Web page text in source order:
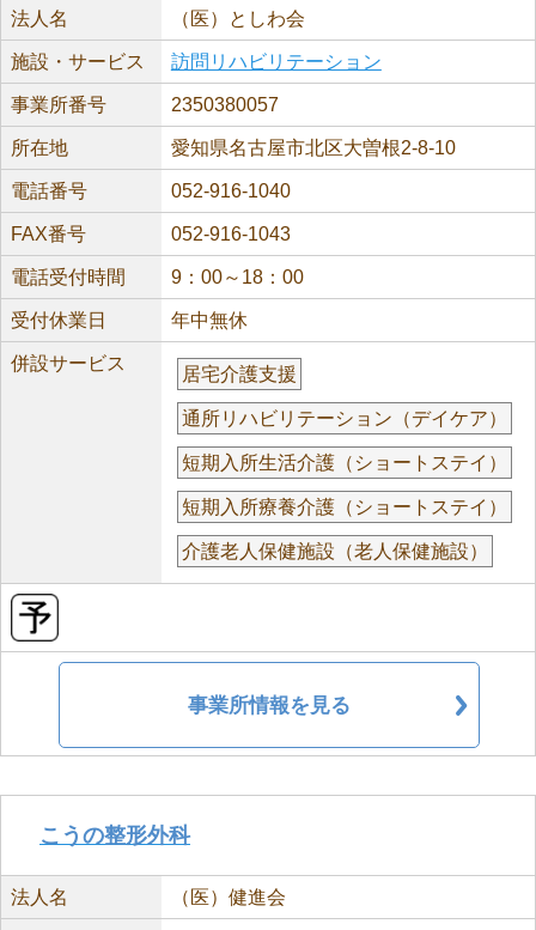
法人名 （医）としわ会
施設・サービス 訪問リハビリテーション
事業所番号 2350380057
所在地 愛知県名古屋市北区大曽根2-8-10
電話番号 052-916-1040
FAX番号 052-916-1043
電話受付時間 9：00～18：00
受付休業日 年中無休
併設サービス
居宅介護支援
通所リハビリテーション（デイケア）
短期入所生活介護（ショートステイ）
短期入所療養介護（ショートステイ）
介護老人保健施設（老人保健施設）
事業所情報を見る
こうの整形外科
法人名 （医）健進会